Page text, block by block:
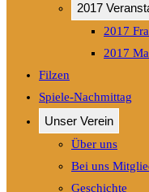
2017
2017
2017
Filzen
Spiele-Nachmittag
Unser Verein
Über uns
Bei uns
Geschichte